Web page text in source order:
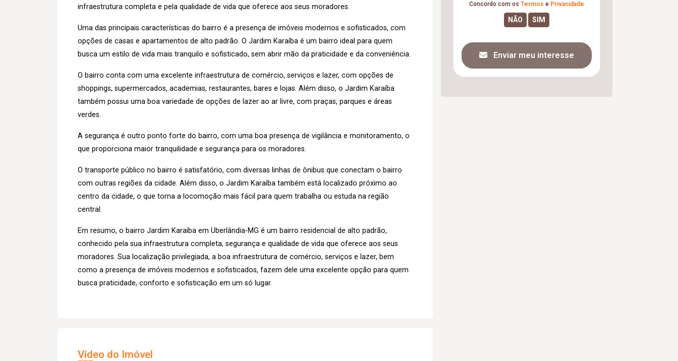
infraestrutura completa e pela qualidade de vida que oferece aos seus moradores.
Uma das principais características do bairro é a presença de imóveis modernos e sofisticados, com
opções de casas e apartamentos de alto padrão. O Jardim Karaíba é um bairro ideal para quem
busca um estilo de vida mais tranquilo e sofisticado, sem abrir mão da praticidade e da conveniência.
O bairro conta com uma excelente infraestrutura de comércio, serviços e lazer, com opções de
shoppings, supermercados, academias, restaurantes, bares e lojas. Além disso, o Jardim Karaíba
também possui uma boa variedade de opções de lazer ao ar livre, com praças, parques e áreas
verdes.
A segurança é outro ponto forte do bairro, com uma boa presença de vigilância e monitoramento, o
que proporciona maior tranquilidade e segurança para os moradores.
O transporte público no bairro é satisfatório, com diversas linhas de ônibus que conectam o bairro
com outras regiões da cidade. Além disso, o Jardim Karaíba também está localizado próximo ao
centro da cidade, o que torna a locomoção mais fácil para quem trabalha ou estuda na região
central.
Em resumo, o bairro Jardim Karaíba em Uberlândia-MG é um bairro residencial de alto padrão,
conhecido pela sua infraestrutura completa, segurança e qualidade de vida que oferece aos seus
moradores. Sua localização privilegiada, a boa infraestrutura de comércio, serviços e lazer, bem
como a presença de imóveis modernos e sofisticados, fazem dele uma excelente opção para quem
busca praticidade, conforto e sofisticação em um só lugar.
Vídeo do Imóvel
Concordo com os Termos e Privacidade
Enviar meu interesse